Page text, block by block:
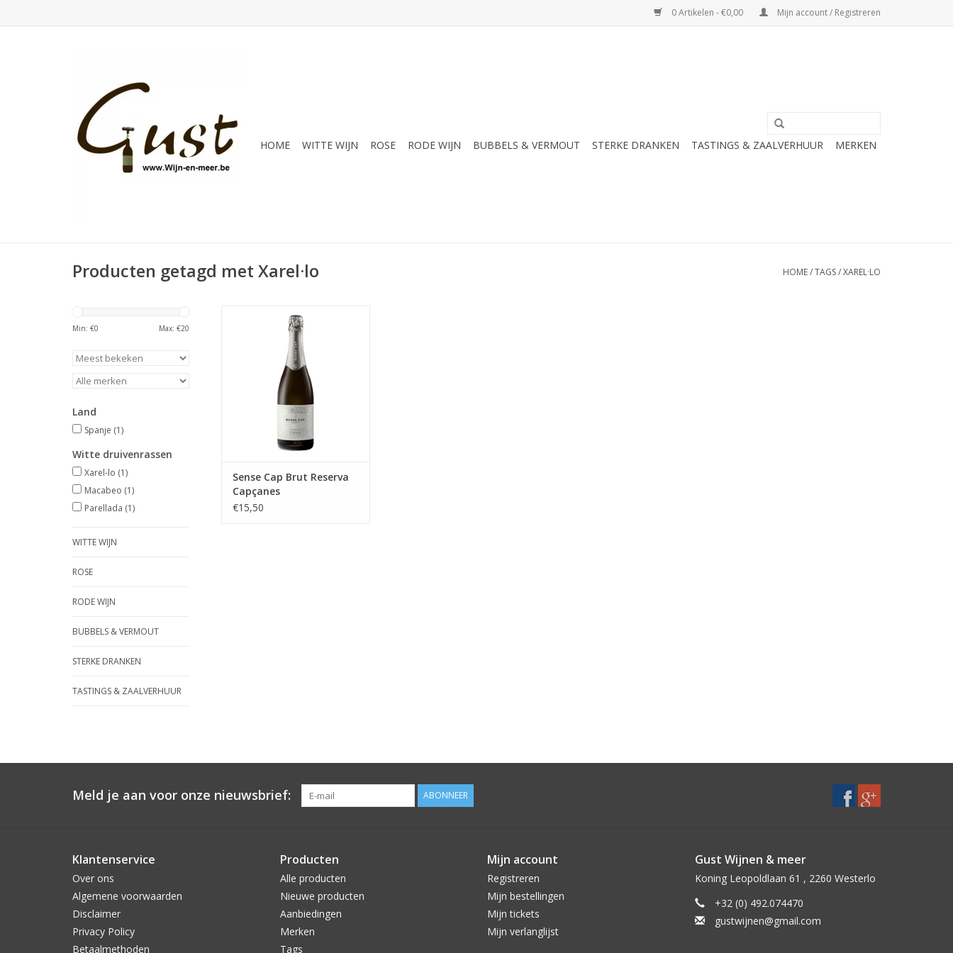
0 Artikelen - €0,00 Mijn account / Registreren
HOME WITTE WIJN ROSE RODE WIJN BUBBELS & VERMOUT STERKE DRANKEN TASTINGS & ZAALVERHUUR MERKEN
Producten getagd met Xarel·lo HOME/TAGS/XAREL·LO
Min: €0 Max: €20
Land
Spanje (1)
Witte druivenrassen
Xarel-lo (1)
Macabeo (1)
Parellada (1)
WITTE WIJN
ROSE
RODE WIJN
BUBBELS & VERMOUT
STERKE DRANKEN
TASTINGS & ZAALVERHUUR
Cava
Land: Spanje
Druif: Macabeu / Xarel·lo /
Parellada (50/25/25)
Wijnhuis: Capçanes
TOEVOEGEN AAN WINKELWAGEN
Sense Cap Brut Reserva
Capçanes
€15,50
Meld je aan voor onze nieuwsbrief: ABONNEER
Klantenservice
Over ons
Algemene voorwaarden
Disclaimer
Privacy Policy
Betaalmethoden
Producten
Alle producten
Nieuwe producten
Aanbiedingen
Merken
Tags
Mijn account
Registreren
Mijn bestellingen
Mijn tickets
Mijn verlanglijst
Gust Wijnen & meer
Koning Leopoldlaan 61 , 2260 Westerlo
+32 (0) 492.074470
gustwijnen@gmail.com